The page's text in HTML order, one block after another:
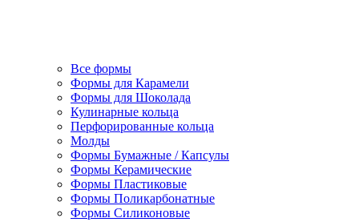
Все формы
Формы для Карамели
Формы для Шоколада
Кулинарные кольца
Перфорированные кольца
Молды
Формы Бумажные / Капсулы
Формы Керамические
Формы Пластиковые
Формы Поликарбонатные
Формы Силиконовые